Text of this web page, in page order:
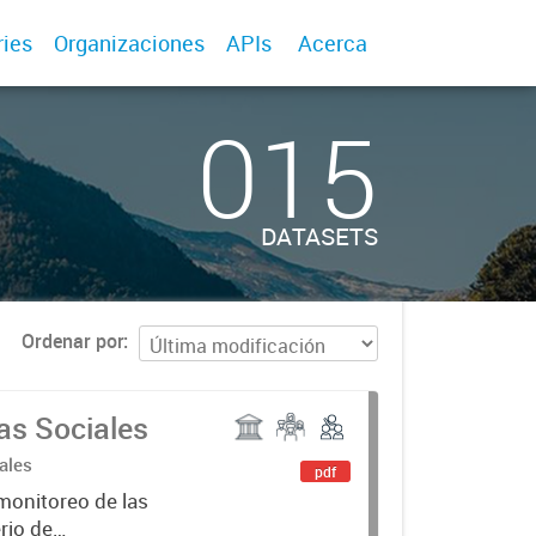
Organizaciones APIs Acerca
015
DATASETS
Ordenar por
Sociales
de las
de
pdf